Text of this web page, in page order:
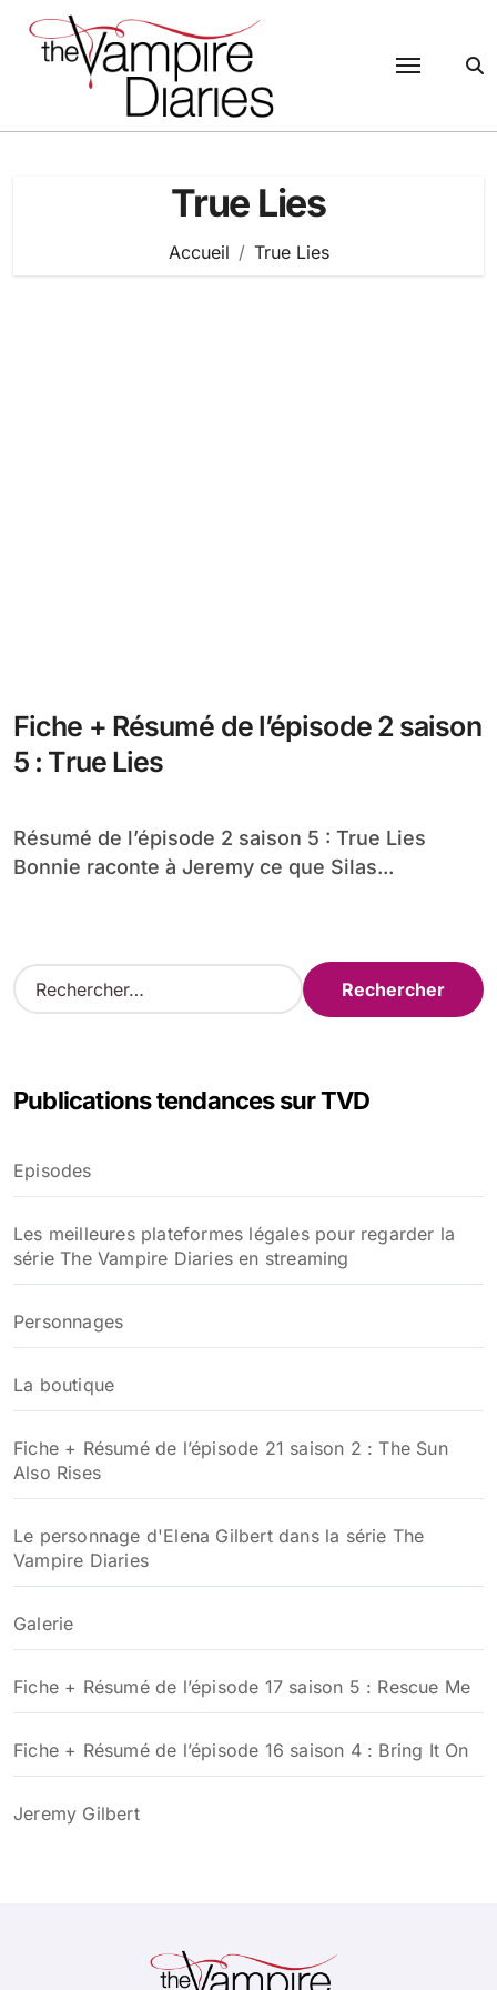
contenu
True Lies
Accueil True Lies
Fiche + Résumé de l’épisode 2 saison
5 : True Lies
Résumé de l’épisode 2 saison 5 : True Lies
Bonnie raconte à Jeremy ce que Silas...
R
e
r
e
r
:
Publications tendances sur TVD
Episodes
Les meilleures plateformes légales pour regarder la
série The Vampire Diaries en streaming
Personnages
La boutique
Fiche + Résumé de l’épisode 21 saison 2 : The Sun
Also Rises
Le personnage d'Elena Gilbert dans la série The
Vampire Diaries
Galerie
Fiche + Résumé de l’épisode 17 saison 5 : Rescue Me
Fiche + Résumé de l’épisode 16 saison 4 : Bring It On
Jeremy Gilbert